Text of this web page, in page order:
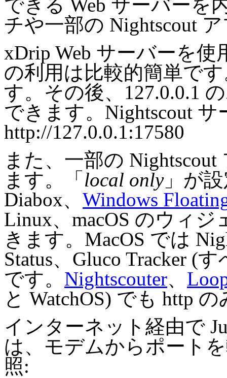
できる Web サーバーを
チや一部の Nightscout
xDrip Web サーバーを
の利用は比較的簡単で
す。その後、127.0.0.1
できます。Nightscout サ
http://127.0.0.1:17580
また、一部の
ます。「 local only」が
Diabox、 Windows
Linux、macOS のウィジ
きます。MacOS では
Status、Gluco Tracker (
です。 Nightscouter、
と WatchOS) でも http
インターネット経由で
は、モデムからポート
照: